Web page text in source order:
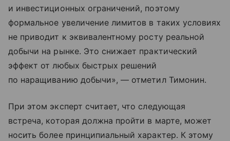
и инвестиционных ограничений, поэтому
формальное увеличение лимитов в таких условиях
не приводит к эквивалентному росту реальной
добычи на рынке. Это снижает практический
эффект от любых быстрых решений
по наращиванию добычи», — отметил Тимонин.
При этом эксперт считает, что следующая
встреча, которая должна пройти в марте, может
носить более принципиальный характер. К этому